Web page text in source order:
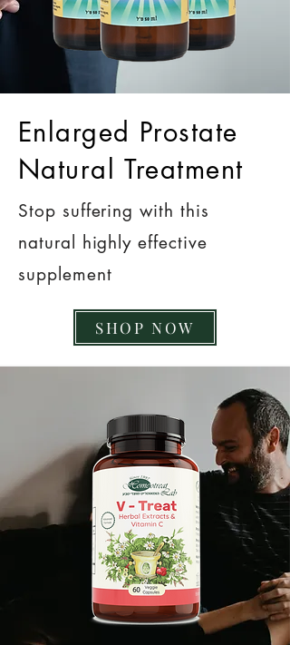
Enlarged Prostate
Natural Treatment
Stop suffering with this
natural highly effective
supplement
SHOP NOW